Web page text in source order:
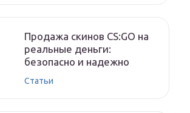
Продажа скинов CS:GO на
реальные деньги:
безопасно и надежно
Статьи